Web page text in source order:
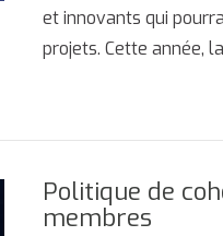
et innovants qui
projets. Cette année,
Politique de
membres